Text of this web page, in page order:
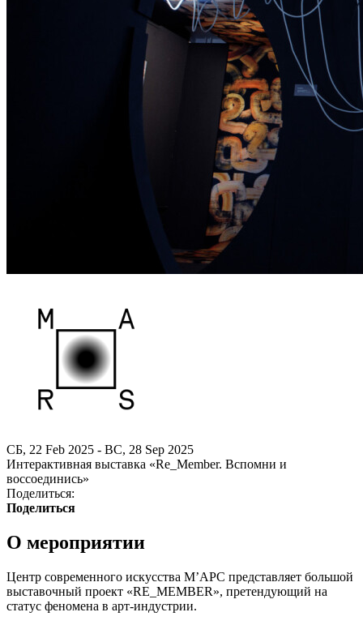
СБ, 22 Feb 2025 - ВС, 28 Sep 2025
Интерактивная выставка «Re_Member. Вспомни и
воссоединись»
Поделиться:
Поделиться
О мероприятии
Центр современного искусства М’АРС представляет большой
выставочный проект «RE_MEMBER», претендующий на
статус феномена в арт-индустрии.